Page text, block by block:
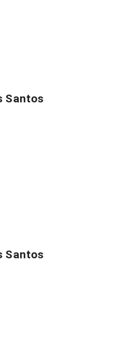
Santos
Santos